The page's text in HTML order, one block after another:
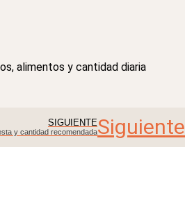
alimentos y cantidad diaria
SIGUIENTE
y cantidad recomendadaSiguiente